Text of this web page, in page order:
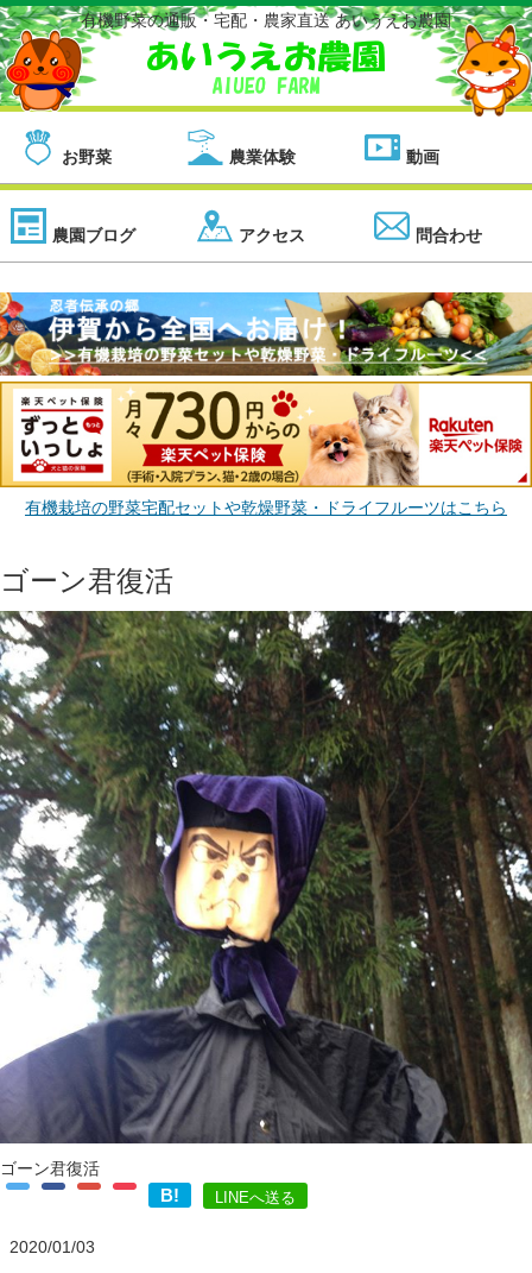
有機野菜の通販・宅配・農家直送 あいうえお農園
お野菜 農業体験 動画
農園ブログ アクセス 問合わせ
有機栽培の野菜宅配セットや乾燥野菜・ドライフルーツはこちら
ゴーン君復活
ゴーン君復活
B! LINEへ送る
2020/01/03